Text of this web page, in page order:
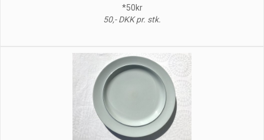
*50kr
50,- DKK pr. stk.